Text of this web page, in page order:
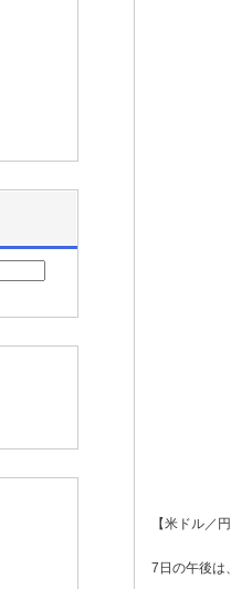
【米ドル／円
7日の午後は